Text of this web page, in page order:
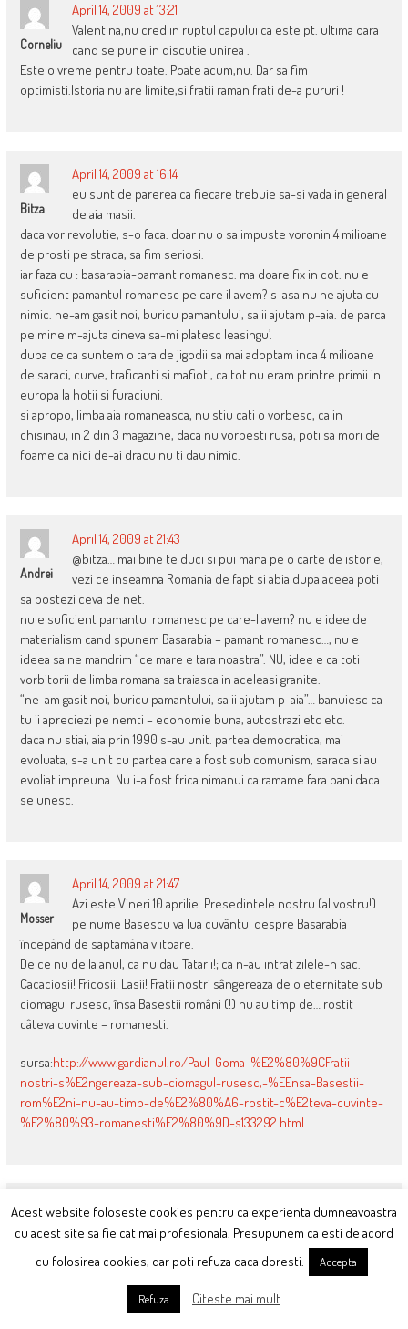
Corneliu
April 14, 2009 at 13:21
Valentina,nu cred in ruptul capului ca este pt. ultima oara
cand se pune in discutie unirea .
Este o vreme pentru toate. Poate acum,nu. Dar sa fim
optimisti.Istoria nu are limite,si fratii raman frati de-a pururi !
Bitza
April 14, 2009 at 16:14
eu sunt de parerea ca fiecare trebuie sa-si vada in general
de aia masii.
daca vor revolutie, s-o faca. doar nu o sa impuste voronin 4 milioane
de prosti pe strada, sa fim seriosi.
iar faza cu : basarabia-pamant romanesc. ma doare fix in cot. nu e
suficient pamantul romanesc pe care il avem? s-asa nu ne ajuta cu
nimic. ne-am gasit noi, buricu pamantului, sa ii ajutam p-aia. de parca
pe mine m-ajuta cineva sa-mi platesc leasingu’.
dupa ce ca suntem o tara de jigodii sa mai adoptam inca 4 milioane
de saraci, curve, traficanti si mafioti, ca tot nu eram printre primii in
europa la hotii si furaciuni.
si apropo, limba aia romaneasca, nu stiu cati o vorbesc, ca in
chisinau, in 2 din 3 magazine, daca nu vorbesti rusa, poti sa mori de
foame ca nici de-ai dracu nu ti dau nimic.
Andrei
April 14, 2009 at 21:43
@bitza… mai bine te duci si pui mana pe o carte de istorie,
vezi ce inseamna Romania de fapt si abia dupa aceea poti
sa postezi ceva de net.
nu e suficient pamantul romanesc pe care-l avem? nu e idee de
materialism cand spunem Basarabia – pamant romanesc…, nu e
ideea sa ne mandrim “ce mare e tara noastra”. NU, idee e ca toti
vorbitorii de limba romana sa traiasca in aceleasi granite.
“ne-am gasit noi, buricu pamantului, sa ii ajutam p-aia”… banuiesc ca
tu ii apreciezi pe nemti – economie buna, autostrazi etc etc.
daca nu stiai, aia prin 1990 s-au unit. partea democratica, mai
evoluata, s-a unit cu partea care a fost sub comunism, saraca si au
evoliat impreuna. Nu i-a fost frica nimanui ca ramame fara bani daca
se unesc.
Mosser
April 14, 2009 at 21:47
Azi este Vineri 10 aprilie. Presedintele nostru (al vostru!)
pe nume Basescu va lua cuvântul despre Basarabia
începând de saptamâna viitoare.
De ce nu de la anul, ca nu dau Tatarii!; ca n-au intrat zilele-n sac.
Cacaciosii! Fricosii! Lasii! Fratii nostri sângereaza de o eternitate sub
ciomagul rusesc, însa Basestii români (!) nu au timp de… rostit
câteva cuvinte – romanesti.
sursa:http://www.gardianul.ro/Paul-Goma-%E2%80%9CFratii-
nostri-s%E2ngereaza-sub-ciomagul-rusesc,-%EEnsa-Basestii-
rom%E2ni-nu-au-timp-de%E2%80%A6-rostit-c%E2teva-cuvinte-
%E2%80%93-romanesti%E2%80%9D-s133292.html
Costin
April 15, 2009 at 02:48
ciutacule, fa-ti mai repede emisunea aia la irealitatea! mai
lasa internetul sa respire.
PS. ciutacule, tu nu ai cap de opinii. nu stiu de cei care te citesc,
pentru ca eu am citit doar doua articole si iti promit ca nu voi mai
Acest website foloseste cookies pentru ca experienta dumneavoastra
cu acest site sa fie cat mai profesionala. Presupunem ca esti de acord
cu folosirea cookies, dar poti refuza daca doresti.
Accepta
Refuza Citeste mai mult